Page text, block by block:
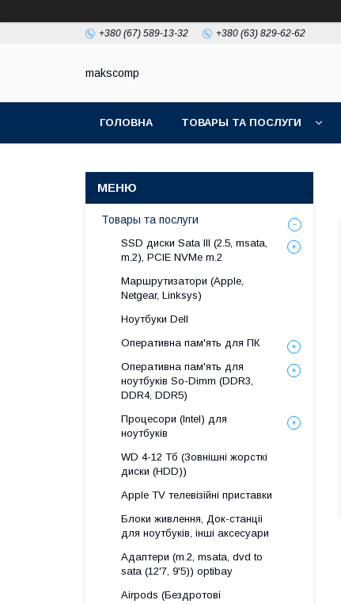
+380 (67) 589-13-32 +380 (63) 829-62-62
makscomp
ГОЛОВНА ТОВАРЫ ТА ПОСЛУГИ
Товары та послуги
SSD диски Sata III (2.5, msata,
m.2), PCIE NVMe m.2
Маршрутизатори (Apple,
Netgear, Linksys)
Ноутбуки Dell
Оперативна пам'ять для ПК
Оперативна пам'ять для
ноутбуків So-Dimm (DDR3,
DDR4, DDR5)
Процесори (Intel) для
ноутбуків
WD 4-12 Тб (Зовнішні жорсткі
диски (HDD))
Apple TV телевізійні приставки
Блоки живлення, Док-станціі
для ноутбуків, інші аксесуари
Адаптери (m.2, msata, dvd to
sata (12'7, 9'5)) optibay
Airpods (Бездротові